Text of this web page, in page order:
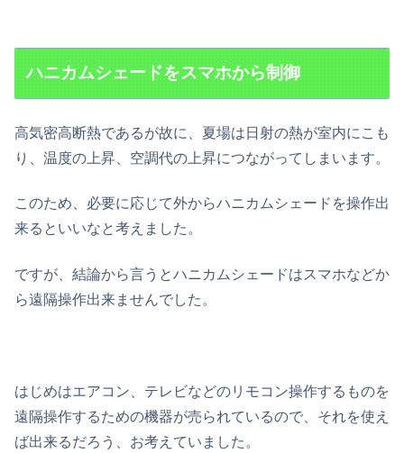
ハニカムシェードをスマホから制御
高気密高断熱であるが故に、夏場は日射の熱が室内にこも
り、温度の上昇、空調代の上昇につながってしまいます。
このため、必要に応じて外からハニカムシェードを操作出
来るといいなと考えました。
ですが、結論から言うとハニカムシェードはスマホなどか
ら遠隔操作出来ませんでした。
はじめはエアコン、テレビなどのリモコン操作するものを
遠隔操作するための機器が売られているので、それを使え
ば出来るだろう、お考えていました。